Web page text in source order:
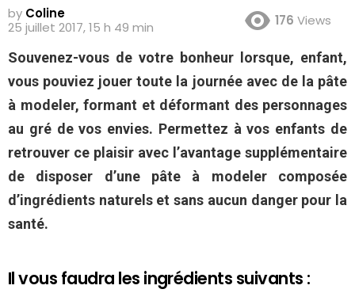
by Coline
25 juillet 2017, 15 h 49 min
176 Views
Souvenez-vous de votre bonheur lorsque, enfant,
vous pouviez jouer toute la journée avec de la pâte
à modeler, formant et déformant des personnages
au gré de vos envies. Permettez à vos enfants de
retrouver ce plaisir avec l’avantage supplémentaire
de disposer d’une pâte à modeler composée
d’ingrédients naturels et sans aucun danger pour la
santé.
Il vous faudra les ingrédients suivants :